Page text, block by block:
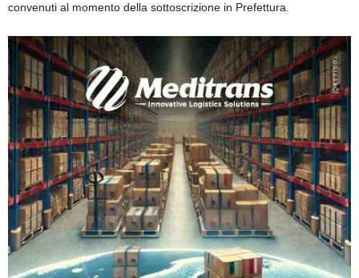
convenuti al momento della sottoscrizione in Prefettura.